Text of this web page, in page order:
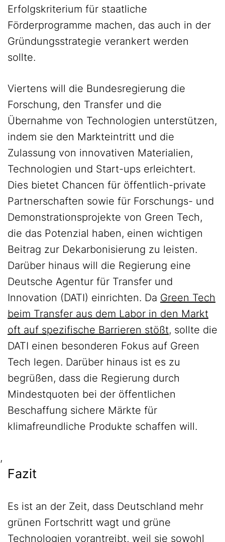
Erfolgskriterium für staatliche
Förderprogramme machen, das auch in der
Gründungsstrategie verankert werden
sollte.
Viertens will die Bundesregierung die
Forschung, den Transfer und die
Übernahme von Technologien unterstützen,
indem sie den Markteintritt und die
Zulassung von innovativen Materialien,
Technologien und Start-ups erleichtert.
Dies bietet Chancen für öffentlich-private
Partnerschaften sowie für Forschungs- und
Demonstrationsprojekte von Green Tech,
die das Potenzial haben, einen wichtigen
Beitrag zur Dekarbonisierung zu leisten.
Darüber hinaus will die Regierung eine
Deutsche Agentur für Transfer und
Innovation (DATI) einrichten. Da Green Tech
beim Transfer aus dem Labor in den Markt
oft auf spezifische Barrieren stößt, sollte die
DATI einen besonderen Fokus auf Green
Tech legen. Darüber hinaus ist es zu
begrüßen, dass die Regierung durch
Mindestquoten bei der öffentlichen
Beschaffung sichere Märkte für
klimafreundliche Produkte schaffen will.
,
Fazit
Es ist an der Zeit, dass Deutschland mehr
grünen Fortschritt wagt und grüne
Technologien vorantreibt, weil sie sowohl